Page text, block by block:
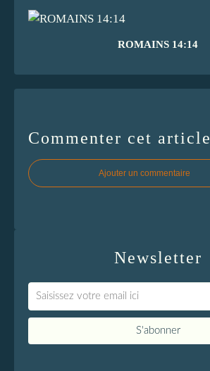
ROMAINS 14:14
Commenter cet article
Ajouter un commentaire
Newsletter